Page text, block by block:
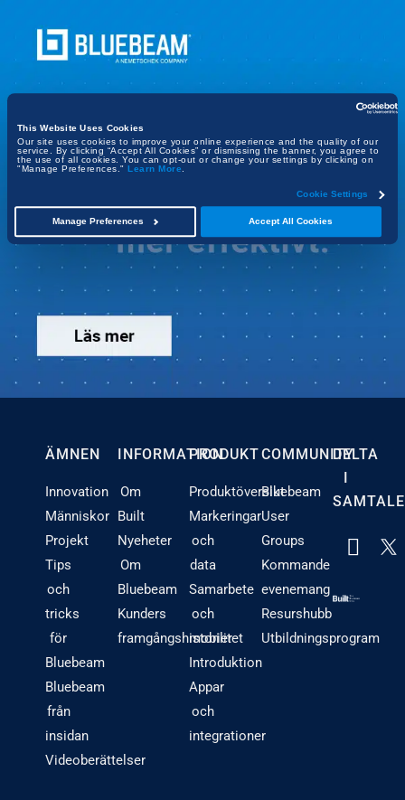
This Website Uses Cookies
Our site uses cookies to improve your online experience and the quality of our
service. By clicking “Accept All Cookies” or dismissing the banner, you agree to
the use of all cookies. You can opt-out or change your settings by clicking on
"Manage Preferences." Learn More.
Cookie Settings
Accept All Cookies
Manage Preferences
ÄMNEN
Innovation
Människor
Projekt
Tips
och
tricks
för
Bluebeam
Bluebeam
från
insidan
Videoberättelser
INFORMATION
Om
Built
Nyeheter
Om
Bluebeam
Kunders
framgångshistorier
PRODUKT
Produktöversikt
Markeringar
och
data
Samarbete
och
mobilitet
Introduktion
Appar
och
integrationer
COMMUNITY
Bluebeam
User
Groups
Kommande
evenemang
Resurshubb
Utbildningsprogram
DELTA
I